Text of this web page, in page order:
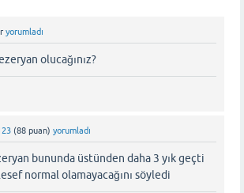
yorumladı
olucağınız?
(88 puan) yorumladı
bununda üstünden daha 3 yık geçti
normal olamayacağını söyledi